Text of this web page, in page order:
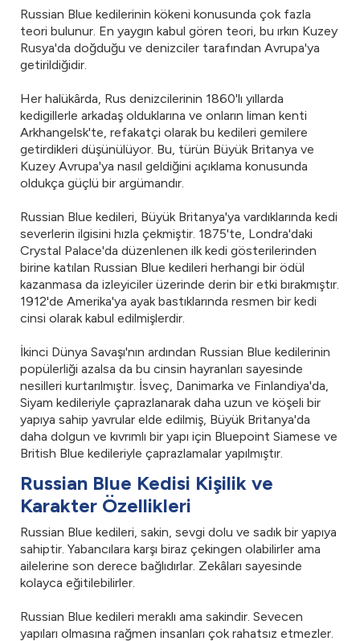
Russian Blue kedilerinin kökeni konusunda çok fazla
teori bulunur. En yaygın kabul gören teori, bu ırkın Kuzey
Rusya'da doğduğu ve denizciler tarafından Avrupa'ya
getirildiğidir.
Her halükârda, Rus denizcilerinin 1860'lı yıllarda
kedigillerle arkadaş olduklarına ve onların liman kenti
Arkhangelsk'te, refakatçi olarak bu kedileri gemilere
getirdikleri düşünülüyor. Bu, türün Büyük Britanya ve
Kuzey Avrupa'ya nasıl geldiğini açıklama konusunda
oldukça güçlü bir argümandır.
Russian Blue kedileri, Büyük Britanya'ya vardıklarında kedi
severlerin ilgisini hızla çekmiştir. 1875'te, Londra'daki
Crystal Palace'da düzenlenen ilk kedi gösterilerinden
birine katılan Russian Blue kedileri herhangi bir ödül
kazanmasa da izleyiciler üzerinde derin bir etki bırakmıştır.
1912'de Amerika'ya ayak bastıklarında resmen bir kedi
cinsi olarak kabul edilmişlerdir.
İkinci Dünya Savaşı'nın ardından Russian Blue kedilerinin
popülerliği azalsa da bu cinsin hayranları sayesinde
nesilleri kurtarılmıştır. İsveç, Danimarka ve Finlandiya'da,
Siyam kedileriyle çaprazlanarak daha uzun ve köşeli bir
yapıya sahip yavrular elde edilmiş, Büyük Britanya'da
daha dolgun ve kıvrımlı bir yapı için Bluepoint Siamese ve
British Blue kedileriyle çaprazlamalar yapılmıştır.
Russian Blue Kedisi Kişilik ve
Karakter Özellikleri
Russian Blue kedileri, sakin, sevgi dolu ve sadık bir yapıya
sahiptir. Yabancılara karşı biraz çekingen olabilirler ama
ailelerine son derece bağlıdırlar. Zekâları sayesinde
kolayca eğitilebilirler.
Russian Blue kedileri meraklı ama sakindir. Sevecen
yapıları olmasına rağmen insanları çok rahatsız etmezler.